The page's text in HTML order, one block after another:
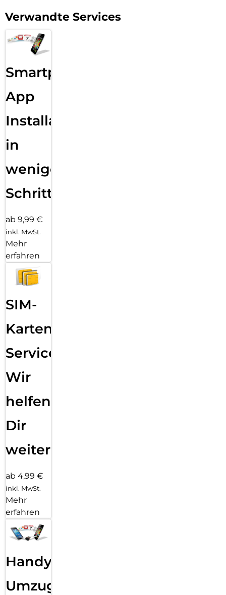
Verwandte Services
Smartphone
App
Installation
in
wenigen
Schritten
ab 9,99 €
inkl. MwSt.
Mehr
erfahren
SIM-
Karten
Service:
Wir
helfen
Dir
weiter
ab 4,99 €
inkl. MwSt.
Mehr
erfahren
Handy
Umzug